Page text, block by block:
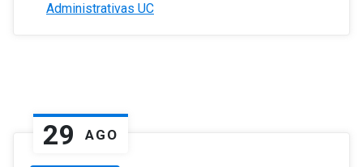
Administrativas UC
29 AGO